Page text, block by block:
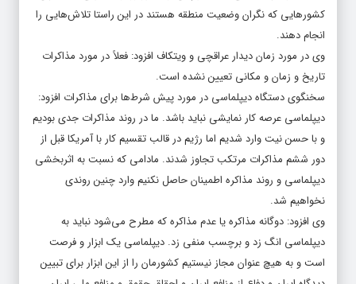
کشورهایی که نگران وضعیت منطقه هستند در این راستا تلاش‌هایی را
انجام دهند.
وی در مورد زمان دیدار عراقچی و ویتکاف افزود: فعلاً در مورد مذاکرات
تاریخ و زمان و مکانی تعیین نشده است.
سخنگوی دستگاه دیپلماسی در مورد پیش شرط‌ها برای مذاکرات افزود:
دیپلماسی عرصه کار نمایشی نباید باشد. ما در روند مذاکرات جدی بودیم
و با حسن نیت وارد شدیم اما رژیم در قالب تقسیم کار با آمریکا قبل از
دور ششم مذاکرات مرتکب تجاوز شدند. مادامی که نسبت به اثربخشی
دیپلماسی و روند مذاکره اطمینان حاصل نکنیم وارد چنین روندی
نخواهیم شد.
وی افزود: دوگانه مذاکره یا عدم مذاکره که مطرح می‌شود نباید به
دیپلماسی انگ زد و برچسب منفی زد. دیپلماسی یک ابزار و فرصت
است و به هیچ عنوان مجاز نیستیم کشورمان را از این ابزار برای تبیین